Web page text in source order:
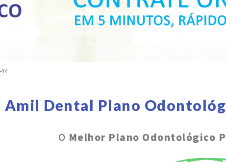
Amil Dental Plano
O Melhor Plano Odontológico